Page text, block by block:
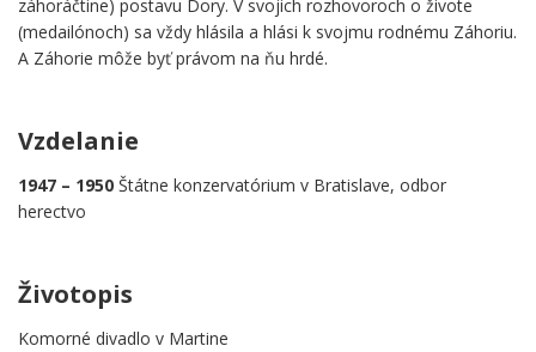
záhoráčtine) postavu Dory. V svojich rozhovoroch o živote
(medailónoch) sa vždy hlásila a hlási k svojmu rodnému Záhoriu.
A Záhorie môže byť právom na ňu hrdé.
Vzdelanie
1947 – 1950 Štátne konzervatórium v Bratislave, odbor
herectvo
Životopis
Komorné divadlo v Martine